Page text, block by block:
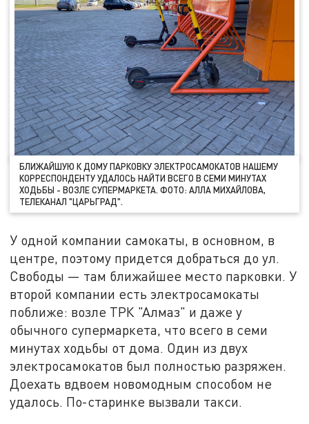
БЛИЖАЙШУЮ К ДОМУ ПАРКОВКУ ЭЛЕКТРОСАМОКАТОВ НАШЕМУ
КОРРЕСПОНДЕНТУ УДАЛОСЬ НАЙТИ ВСЕГО В СЕМИ МИНУТАХ
ХОДЬБЫ - ВОЗЛЕ СУПЕРМАРКЕТА. ФОТО: АЛЛА МИХАЙЛОВА,
ТЕЛЕКАНАЛ "ЦАРЬГРАД".
У одной компании самокаты, в основном, в
центре, поэтому придется добраться до ул.
Свободы — там ближайшее место парковки. У
второй компании есть электросамокаты
поближе: возле ТРК "Алмаз" и даже у
обычного супермаркета, что всего в семи
минутах ходьбы от дома. Один из двух
электросамокатов был полностью разряжен.
Доехать вдвоем новомодным способом не
удалось. По-старинке вызвали такси.